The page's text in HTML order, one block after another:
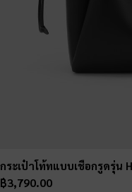
กระเป๋าโท้ทแบบเชือกรูดรุ่น
฿3,790.00